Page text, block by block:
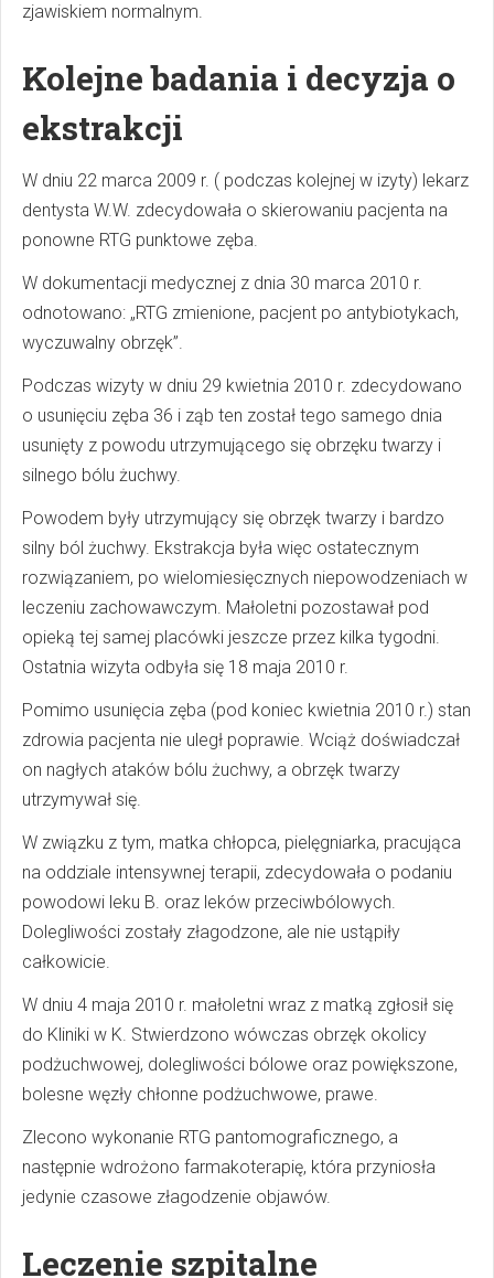
zjawiskiem normalnym.
Kolejne badania i decyzja o
ekstrakcji
W dniu 22 marca 2009 r. ( podczas kolejnej w izyty) lekarz
dentysta W.W. zdecydowała o skierowaniu pacjenta na
ponowne RTG punktowe zęba.
W dokumentacji medycznej z dnia 30 marca 2010 r.
odnotowano: „RTG zmienione, pacjent po antybiotykach,
wyczuwalny obrzęk”.
Podczas wizyty w dniu 29 kwietnia 2010 r. zdecydowano
o usunięciu zęba 36 i ząb ten został tego samego dnia
usunięty z powodu utrzymującego się obrzęku twarzy i
silnego bólu żuchwy.
Powodem były utrzymujący się obrzęk twarzy i bardzo
silny ból żuchwy. Ekstrakcja była więc ostatecznym
rozwiązaniem, po wielomiesięcznych niepowodzeniach w
leczeniu zachowawczym. Małoletni pozostawał pod
opieką tej samej placówki jeszcze przez kilka tygodni.
Ostatnia wizyta odbyła się 18 maja 2010 r.
Pomimo usunięcia zęba (pod koniec kwietnia 2010 r.) stan
zdrowia pacjenta nie uległ poprawie. Wciąż doświadczał
on nagłych ataków bólu żuchwy, a obrzęk twarzy
utrzymywał się.
W związku z tym, matka chłopca, pielęgniarka, pracująca
na oddziale intensywnej terapii, zdecydowała o podaniu
powodowi leku B. oraz leków przeciwbólowych.
Dolegliwości zostały złagodzone, ale nie ustąpiły
całkowicie.
W dniu 4 maja 2010 r. małoletni wraz z matką zgłosił się
do Kliniki w K. Stwierdzono wówczas obrzęk okolicy
podżuchwowej, dolegliwości bólowe oraz powiększone,
bolesne węzły chłonne podżuchwowe, prawe.
Zlecono wykonanie RTG pantomograficznego, a
następnie wdrożono farmakoterapię, która przyniosła
jedynie czasowe złagodzenie objawów.
Leczenie szpitalne